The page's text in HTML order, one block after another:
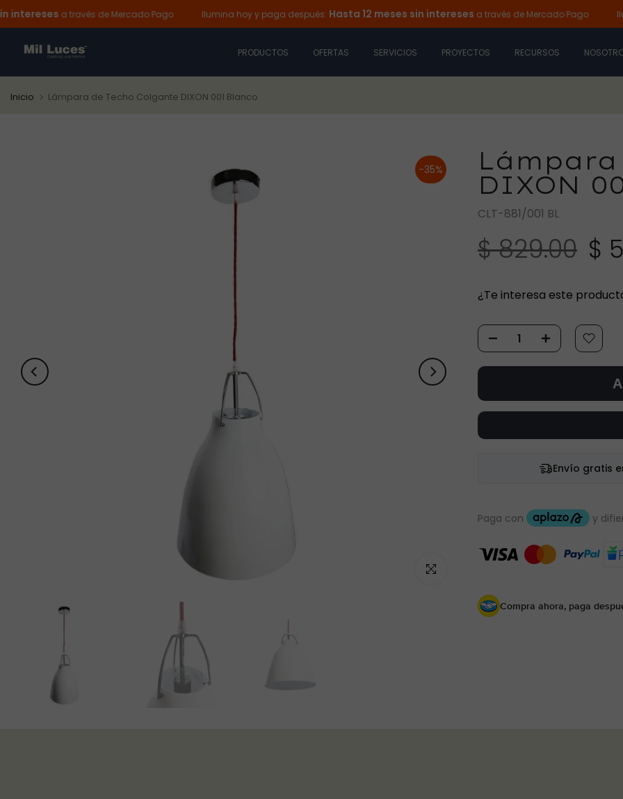
Ir
al
contenido
a través de Mercado Pago Ilumina hoy y paga después:Hasta 12 meses sin interesesa través de Mercado Pago Ilumina
PRODUCTOS OFERTAS SERVICIOS PROYECTOS RECURSOS
Inicio Lámpara de Techo Colgante DIXON 001 Blanco
-35%
Haz clic para ampliar
DIXON
CLT-881/001 BL
$ 829.00 $
¿Te interesa este
Envío gratis
Compra ahora, paga